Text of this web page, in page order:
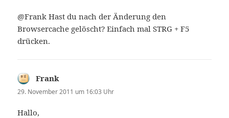
@Frank Hast du nach der Änderung den
Browsercache gelöscht? Einfach mal STRG + F5
drücken.
Frank
29. November 2011 um 16:03 Uhr
Hallo,